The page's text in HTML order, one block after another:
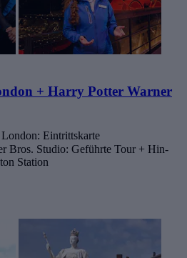
+ Harry Potter Warner
London: Eintrittskarte
Bros. Studio: Geführte Tour + Hin-
Station